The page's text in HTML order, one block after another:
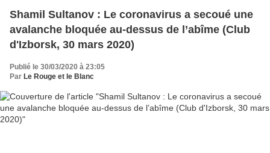
Shamil Sultanov : Le coronavirus a secoué une
avalanche bloquée au-dessus de l’abîme (Club
d'Izborsk, 30 mars 2020)
Publié le 30/03/2020 à 23:05
Par Le Rouge et le Blanc